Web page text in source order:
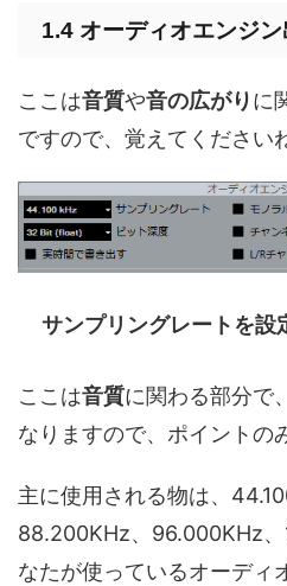
1.4 オーディオエンジン
ここは音質や音の広がりに
ですので、覚えてください
サンプリングレートを設
ここは音質に関わる部分で
なりますので、ポイントの
主に使用される物は、
88.200KHz、96.000KHz
なたが使っているオーディ